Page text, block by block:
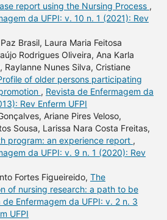
report using the Nursing Process ,
da UFPI: v. 10 n. 1 (2021): Rev
Brasil, Laura Maria Feitosa
Rodrigues Oliveira, Ana Karla
Raylanne Nunes Silva, Cristiane
of older persons participating
, Revista de Enfermagem da
Rev Enferm UFPI
Ariane Pires Veloso,
Sousa, Larissa Nara Costa Freitas,
program: an experience report ,
da UFPI: v. 9 n. 1 (2020): Rev
Fortes Figueireido, The
of nursing research: a path to be
de Enfermagem da UFPI: v. 2 n. 3
UFPI